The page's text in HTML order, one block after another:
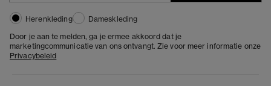
Herenkleding
Dameskleding
Door je aan te melden, ga je ermee akkoord dat je
marketingcommunicatie van ons ontvangt. Zie voor meer informatie onze
Privacybeleid